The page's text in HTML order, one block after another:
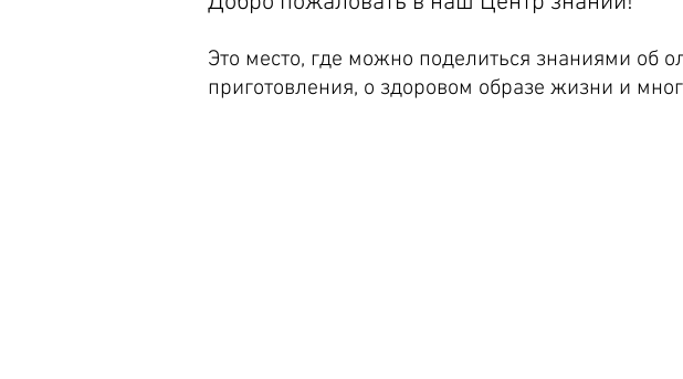
Это место, где можно поделиться знаниями об
приготовления, о здоровом образе жизни и